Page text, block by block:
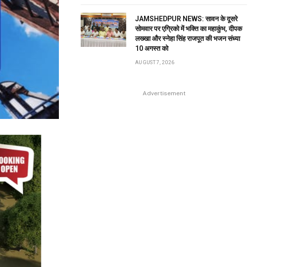
JAMSHEDPUR NEWS: सावन के दूसरे
सोमवार पर एग्रिको में भक्ति का महाकुंभ, दीपक
लख्खा और स्नेहा सिंह राजपूत की भजन संध्या
10 अगस्त को
AUGUST 7, 2026
Advertisement